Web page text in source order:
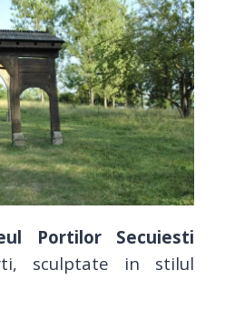
Portilor Secuiesti
sculptate in stilul